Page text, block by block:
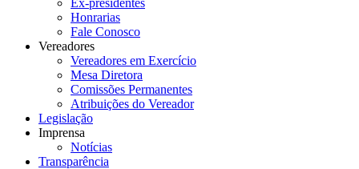
Ex-presidentes
Honrarias
Fale Conosco
Vereadores
Vereadores em Exercício
Mesa Diretora
Comissões Permanentes
Atribuições do Vereador
Legislação
Imprensa
Notícias
Transparência